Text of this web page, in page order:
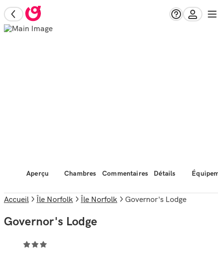
Aperçu Chambres Commentaires Détails
Accueil Île Norfolk Île Norfolk Governor's Lodge
Governor's Lodge